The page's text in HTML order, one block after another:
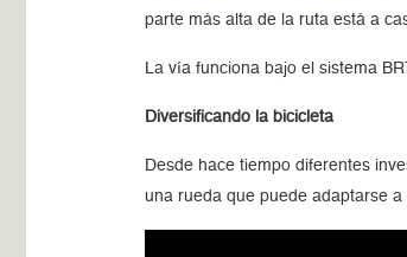
parte más alta de la ruta está a
La vía funciona bajo el sistema
Diversificando la bicicleta
Desde hace tiempo diferentes
una rueda que puede adaptarse